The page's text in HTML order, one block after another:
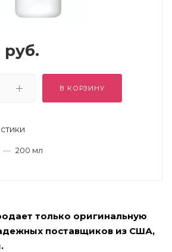
руб.
В КОРЗИНУ
— 200 мл
только оригинальную
поставщиков из США,